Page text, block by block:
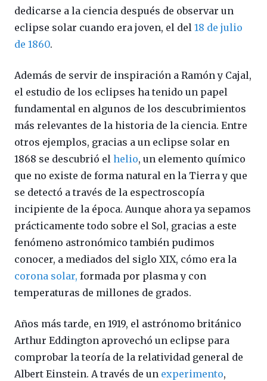
dedicarse a la ciencia después de observar un
eclipse solar cuando era joven, el del 18 de julio
de 1860.
Además de servir de inspiración a Ramón y Cajal,
el estudio de los eclipses ha tenido un papel
fundamental en algunos de los descubrimientos
más relevantes de la historia de la ciencia. Entre
otros ejemplos, gracias a un eclipse solar en
1868 se descubrió el helio, un elemento químico
que no existe de forma natural en la Tierra y que
se detectó a través de la espectroscopía
incipiente de la época. Aunque ahora ya sepamos
prácticamente todo sobre el Sol, gracias a este
fenómeno astronómico también pudimos
conocer, a mediados del siglo XIX, cómo era la
corona solar, formada por plasma y con
temperaturas de millones de grados.
Años más tarde, en 1919, el astrónomo británico
Arthur Eddington aprovechó un eclipse para
comprobar la teoría de la relatividad general de
Albert Einstein. A través de un experimento,